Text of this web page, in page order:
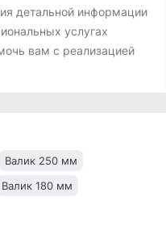
детальной информации
услугах
вам с реализацией
Валик 250 мм
Валик 180 мм